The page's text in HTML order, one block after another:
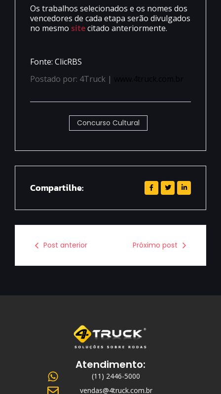
Os trabalhos selecionados e os nomes dos
vencedores de cada etapa serão divulgados
no mesmo sitecitado anteriormente.
Fonte: ClicRBS
Postado por: 4Truck | www.4truck.com.br
Concurso Cultural
Compartilhe:
Post anterior Próximo post
Atendimento:
(11) 2446-5000
vendas@4truck.com.br